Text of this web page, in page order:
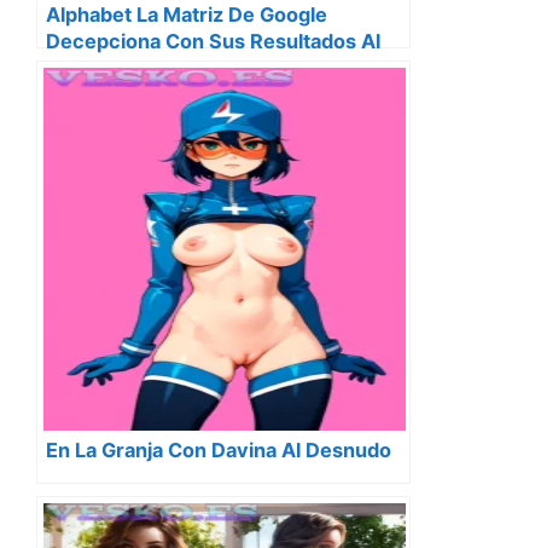
Alphabet La Matriz De Google
Decepciona Con Sus Resultados Al
Ingresar Solo 33 700 Millones
En La Granja Con Davina Al Desnudo